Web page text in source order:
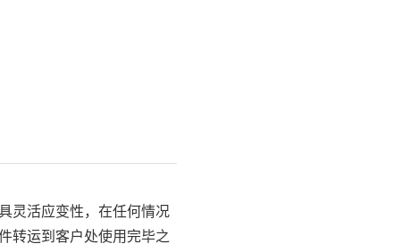
灵活应变性，在任何情况
转运到客户处使用完毕之